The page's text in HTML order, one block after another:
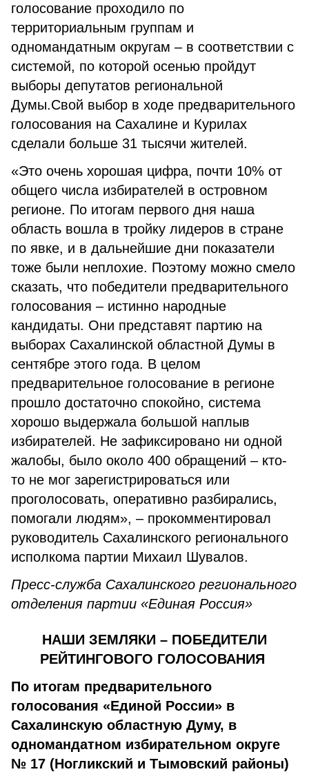
голосование проходило по
территориальным группам и
одномандатным округам – в соответствии с
системой, по которой осенью пройдут
выборы депутатов региональной
Думы.Свой выбор в ходе предварительного
голосования на Сахалине и Курилах
сделали больше 31 тысячи жителей.
«Это очень хорошая цифра, почти 10% от
общего числа избирателей в островном
регионе. По итогам первого дня наша
область вошла в тройку лидеров в стране
по явке, и в дальнейшие дни показатели
тоже были неплохие. Поэтому можно смело
сказать, что победители предварительного
голосования – истинно народные
кандидаты. Они представят партию на
выборах Сахалинской областной Думы в
сентябре этого года. В целом
предварительное голосование в регионе
прошло достаточно спокойно, система
хорошо выдержала большой наплыв
избирателей. Не зафиксировано ни одной
жалобы, было около 400 обращений – кто-
то не мог зарегистрироваться или
проголосовать, оперативно разбирались,
помогали людям», – прокомментировал
руководитель Сахалинского регионального
исполкома партии Михаил Шувалов.
Пресс-служба Сахалинского регионального
отделения партии «Единая Россия»
НАШИ ЗЕМЛЯКИ – ПОБЕДИТЕЛИ
РЕЙТИНГОВОГО ГОЛОСОВАНИЯ
По итогам предварительного
голосования «Единой России» в
Сахалинскую областную Думу, в
одномандатном избирательном округе
№ 17 (Ногликский и Тымовский районы)